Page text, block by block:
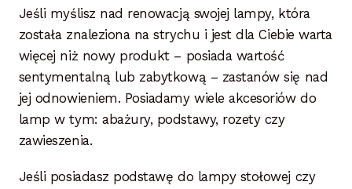
Lampy i oświetlenie
Moje konto
O firmie i sklepie
Odstąpienie od umowy
Jeśli myślisz nad renowacją swojej lampy, która
została znaleziona na strychu i jest dla Ciebie warta
więcej niż nowy produkt – posiada wartość
sentymentalną lub zabytkową – zastanów się nad
jej odnowieniem. Posiadamy wiele akcesoriów do
lamp w tym: abażury, podstawy, rozety czy
zawieszenia.
Jeśli posiadasz podstawę do lampy stołowej czy